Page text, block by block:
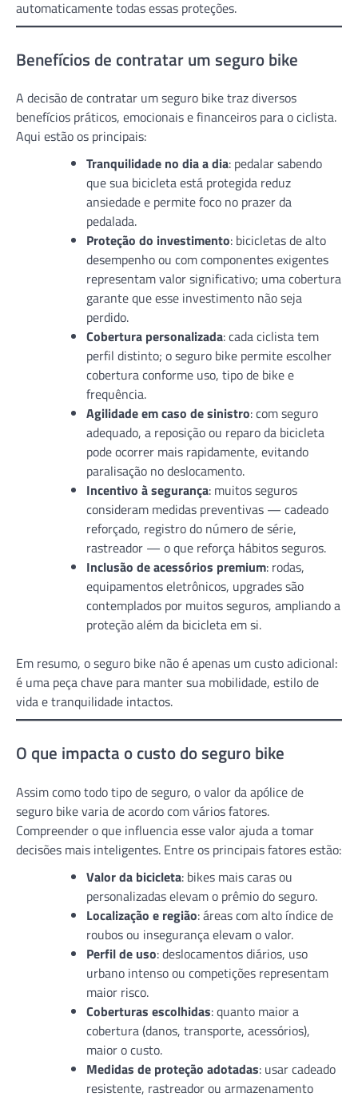
automaticamente todas essas proteções.
Benefícios de contratar um seguro bike
A decisão de contratar um seguro bike traz diversos
benefícios práticos, emocionais e financeiros para o ciclista.
Aqui estão os principais:
Tranquilidade no dia a dia: pedalar sabendo
que sua bicicleta está protegida reduz
ansiedade e permite foco no prazer da
pedalada.
Proteção do investimento: bicicletas de alto
desempenho ou com componentes exigentes
representam valor significativo; uma cobertura
garante que esse investimento não seja
perdido.
Cobertura personalizada: cada ciclista tem
perfil distinto; o seguro bike permite escolher
cobertura conforme uso, tipo de bike e
frequência.
Agilidade em caso de sinistro: com seguro
adequado, a reposição ou reparo da bicicleta
pode ocorrer mais rapidamente, evitando
paralisação no deslocamento.
Incentivo à segurança: muitos seguros
consideram medidas preventivas — cadeado
reforçado, registro do número de série,
rastreador — o que reforça hábitos seguros.
Inclusão de acessórios premium: rodas,
equipamentos eletrônicos, upgrades são
contemplados por muitos seguros, ampliando a
proteção além da bicicleta em si.
Em resumo, o seguro bike não é apenas um custo adicional:
é uma peça chave para manter sua mobilidade, estilo de
vida e tranquilidade intactos.
O que impacta o custo do seguro bike
Assim como todo tipo de seguro, o valor da apólice de
seguro bike varia de acordo com vários fatores.
Compreender o que influencia esse valor ajuda a tomar
decisões mais inteligentes. Entre os principais fatores estão:
Valor da bicicleta: bikes mais caras ou
personalizadas elevam o prêmio do seguro.
Localização e região: áreas com alto índice de
roubos ou insegurança elevam o valor.
Perfil de uso: deslocamentos diários, uso
urbano intenso ou competições representam
maior risco.
Coberturas escolhidas: quanto maior a
cobertura (danos, transporte, acessórios),
maior o custo.
Medidas de proteção adotadas: usar cadeado
resistente, rastreador ou armazenamento